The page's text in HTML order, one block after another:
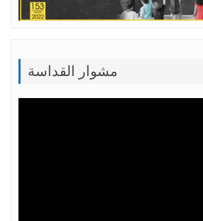
مشوار القداسة